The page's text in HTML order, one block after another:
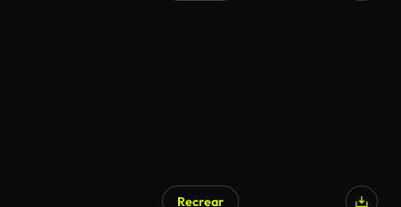
Recrear